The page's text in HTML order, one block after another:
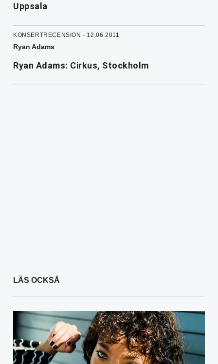
Uppsala
KONSERTRECENSION - 12.06.2011
Ryan Adams
Ryan Adams: Cirkus, Stockholm
LÄS OCKSÅ